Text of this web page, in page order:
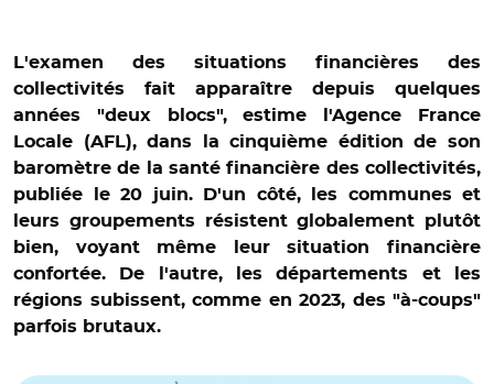
L'examen des situations financières des
collectivités fait apparaître depuis quelques
années "deux blocs", estime l'Agence France
Locale (AFL), dans la cinquième édition de son
baromètre de la santé financière des collectivités,
publiée le 20 juin. D'un côté, les communes et
leurs groupements résistent globalement plutôt
bien, voyant même leur situation financière
confortée. De l'autre, les départements et les
régions subissent, comme en 2023, des "à-coups"
parfois brutaux.